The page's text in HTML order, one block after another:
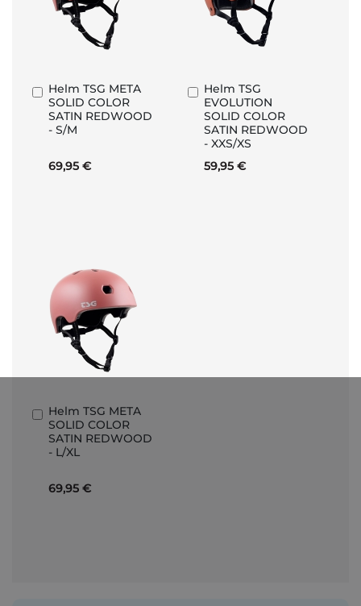
Helm TSG META
SOLID COLOR
SATIN REDWOOD
- S/M
69,95 €
In
den
Warenkorb
Helm TSG
EVOLUTION
SOLID COLOR
SATIN REDWOOD
- XXS/XS
59,95 €
In
den
Warenkorb
Helm TSG META
SOLID COLOR
SATIN REDWOOD
- L/XL
69,95 €
In
den
Warenkorb